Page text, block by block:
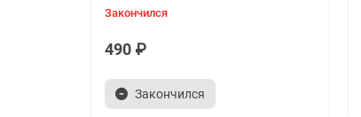
Закончился
490 ₽
Закончился